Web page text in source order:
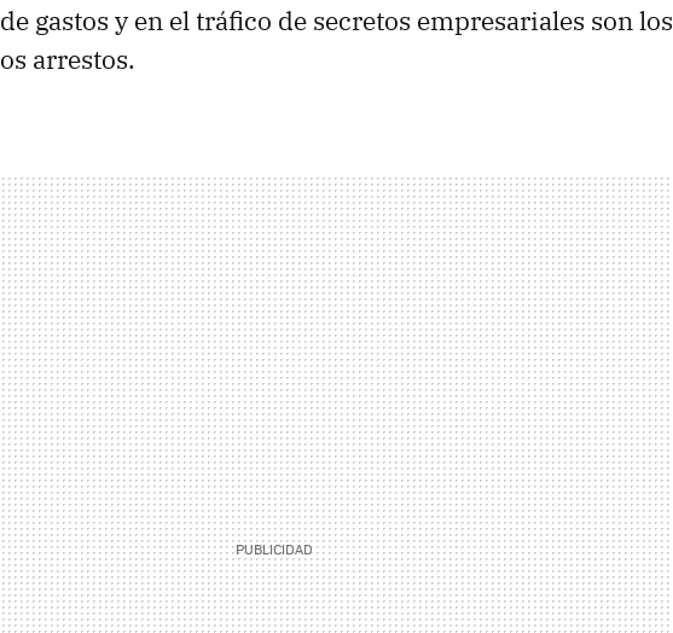
gastos y en el tráfico de secretos empresariales son los
arrestos.